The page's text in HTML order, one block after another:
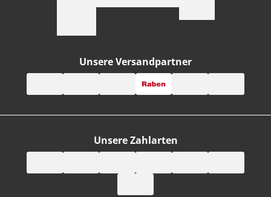
Unsere Zahlarten
Unsere Versandpartner